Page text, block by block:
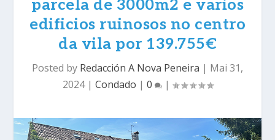
parcela de 3000m2 e varios
edificios ruinosos no centro
da vila por 139.755€
Posted by Redacción A Nova Peneira | Mai 31,
2024| Condado | 0 |